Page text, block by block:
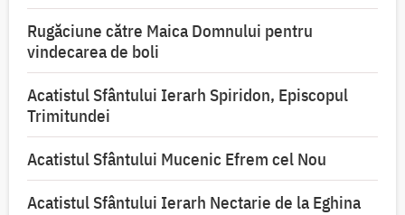
Rugăciune către Maica Domnului pentru
vindecarea de boli
Acatistul Sfântului Ierarh Spiridon, Episcopul
Trimitundei
Acatistul Sfântului Mucenic Efrem cel Nou
Acatistul Sfântului Ierarh Nectarie de la Eghina